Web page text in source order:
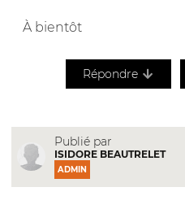
À bientôt
Répondre
Publié par
ISIDORE BEAUTRELET
ADMIN